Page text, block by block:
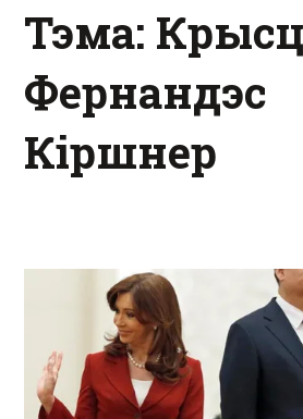
Тэма:
Фернандэс
Кіршнер